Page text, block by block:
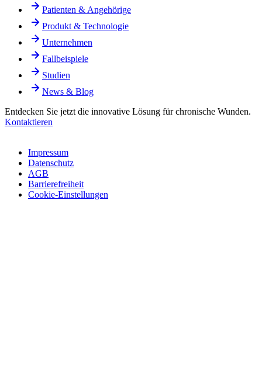
Patienten & Angehörige
Produkt & Technologie
Unternehmen
Fallbeispiele
Studien
News & Blog
Entdecken Sie jetzt die innovative Lösung für chronische Wunden.
Kontaktieren
Impressum
Datenschutz
AGB
Barrierefreiheit
Cookie-Einstellungen